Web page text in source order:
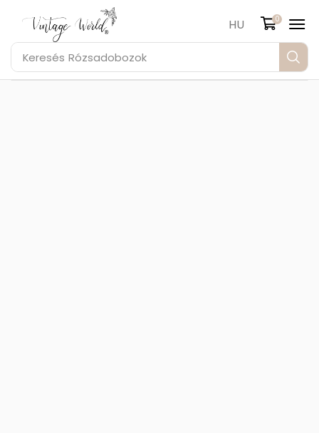
Keresés Rózsadobozok
HU 0